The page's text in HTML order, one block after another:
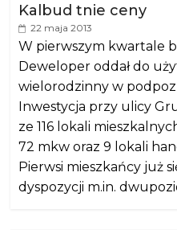
Kalbud tnie ceny
22 maja 2013
W pierwszym kwartale
Deweloper oddał do
wielorodzinny w
Inwestycja przy ulicy
ze 116 lokali
72 mkw oraz 9 lokali
Pierwsi mieszkańcy już
dyspozycji m.in.